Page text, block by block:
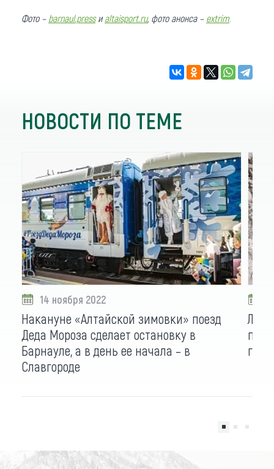
Фото – barnaul.press и altaisport.ru, фото анонса – extrim
НОВОСТИ ПО ТЕМЕ
14 ноября 2022
Накануне «Алтайской зимовки» поезд
Деда Мороза сделает остановку в
Барнауле, а в день ее начала – в
Славгороде